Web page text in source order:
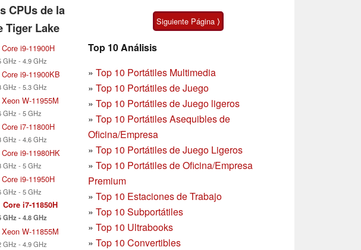
CPUs de la
Tiger Lake
i9-11900H
GHz - 4.9 GHz
i9-11900KB
GHz - 5.3 GHz
W-11955M
GHz - 5 GHz
i7-11800H
GHz - 4.6 GHz
i9-11980HK
GHz - 5 GHz
i9-11950H
GHz - 5 GHz
i7-11850H
GHz - 4.8 GHz
W-11855M
GHz - 4.9 GHz
pulgadas
Siguiente Página ⟩
Top 10 Análisis
» Top 10 Portátiles Multimedia
» Top 10 Portátiles de Juego
» Top 10 Portátiles de Juego ligeros
» Top 10 Portátiles Asequibles de
Oficina/Empresa
» Top 10 Portátiles de Juego Ligeros
» Top 10 Portátiles de Oficina/Empresa
Premium
» Top 10 Estaciones de Trabajo
» Top 10 Subportátiles
» Top 10 Ultrabooks
» Top 10 Convertibles